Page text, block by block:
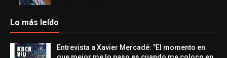
Lo más leído
Entrevista a Xavier Mercadé: "El momento en